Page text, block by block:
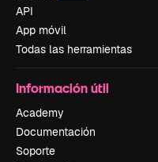
API
App móvil
Todas las herramientas
Información útil
Academy
Documentación
Soporte